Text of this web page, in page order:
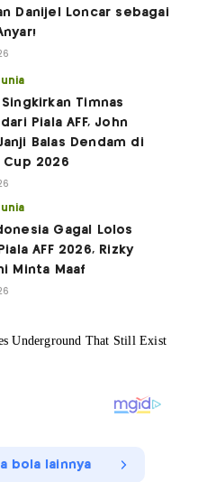
Danijel Loncar sebagai
Timnas
Piala AFF, John
Balas Dendam di
Cup 2026
Gagal Lolos
AFF 2026, Rizky
Minta Maaf
bola lainnya